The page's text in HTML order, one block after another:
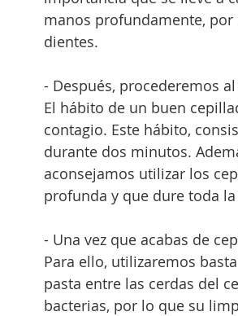
manos profundamente, por
dientes.
- Después, procederemos
El hábito de un buen
contagio. Este hábito,
durante dos minutos.
aconsejamos utilizar los
profunda y que dure toda
- Una vez que acabas de
Para ello, utilizaremos
pasta entre las cerdas del
bacterias, por lo que su